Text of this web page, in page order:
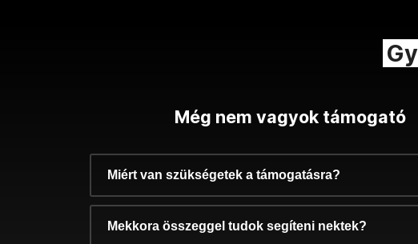
Még nem vagyok támogató
Miért van szükségetek a támogatásra?
Mekkora összeggel tudok segíteni nektek?